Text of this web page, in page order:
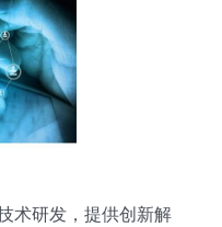
术研发，提供创新解